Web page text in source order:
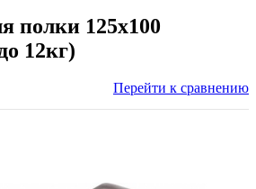
полки 125х100
12кг)
Перейти к сравнению